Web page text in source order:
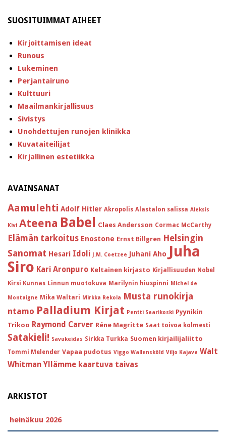
SUOSITUIMMAT AIHEET
Kirjoittamisen ideat
Runous
Lukeminen
Perjantairuno
Kulttuuri
Maailmankirjallisuus
Sivistys
Unohdettujen runojen klinikka
Kuvataiteilijat
Kirjallinen estetiikka
AVAINSANAT
Aamulehti Adolf Hitler Akropolis Alastalon salissa Aleksis
Kivi Ateena Babel Claes Andersson Cormac McCarthy
Elämän tarkoitus Enostone Ernst Billgren Helsingin
Sanomat Hesari Idoli J.M. Coetzee Juhani Aho Juha
Siro Kari Aronpuro Keltainen kirjasto Kirjallisuuden Nobel
Kirsi Kunnas Linnun muotokuva Marilynin hiuspinni Michel de
Montaigne Mika Waltari Mirkka Rekola Musta runokirja
ntamo Palladium Kirjat Pentti Saarikoski Pyynikin
Trikoo Raymond Carver Réne Magritte Saat toivoa kolmesti
Satakieli! Savukeidas Sirkka Turkka Suomen kirjailijaliitto
Tommi Melender Vapaa pudotus Viggo Wallensköld Viljo Kajava Walt
Whitman Yllämme kaartuva taivas
ARKISTOT
heinäkuu 2026